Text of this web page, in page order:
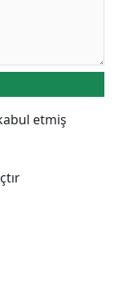
etmiş